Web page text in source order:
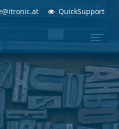
QuickSupport
QuickSupport